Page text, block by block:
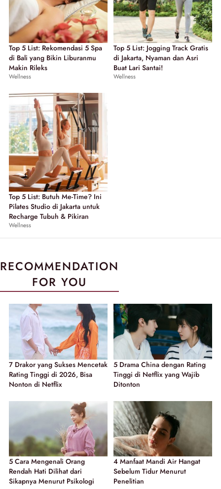
Top 5 List: Rekomendasi 5 Spa
di Bali yang Bikin Liburanmu
Makin Rileks
Wellness
Top 5 List: Jogging Track Gratis
di Jakarta, Nyaman dan Asri
Buat Lari Santai!
Wellness
Top 5 List: Butuh Me-Time? Ini
Pilates Studio di Jakarta untuk
Recharge Tubuh & Pikiran
Wellness
RECOMMENDATION
FOR YOU
7 Drakor yang Sukses Mencetak
Rating Tinggi di 2026, Bisa
Nonton di Netflix
5 Drama China dengan Rating
Tinggi di Netflix yang Wajib
Ditonton
5 Cara Mengenali Orang
Rendah Hati Dilihat dari
Sikapnya Menurut Psikologi
4 Manfaat Mandi Air Hangat
Sebelum Tidur Menurut
Penelitian